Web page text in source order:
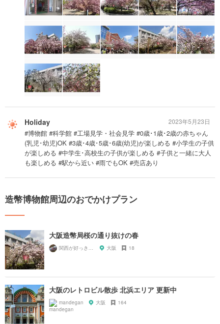
Holiday
#博物館 #科学館 #工場見学・社会見学 #0歳･1歳･2歳の赤ちゃん
(乳児･幼児)OK #3歳･4歳･5歳･6歳(幼児)が楽しめる #小学生の子供
が楽しめる #中学生･高校生の子供が楽しめる #子供と一緒に大人
も楽しめる #駅から近い #雨でもOK #売店あり
2023年5月23日
造幣博物館周辺のおでかけプラン
大阪造幣局桜の通り抜けの春
関西が好っきゃねん 大阪 18
大阪のレトロビル散歩 北浜エリア 更新中
mandegan 大阪 164